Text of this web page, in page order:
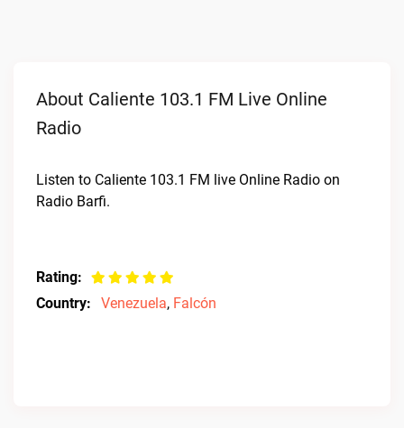
About Caliente 103.1 FM Live Online
Radio
Listen to Caliente 103.1 FM live Online Radio on
Radio Barfi.
Rating:
Country:
Venezuela, Falcón